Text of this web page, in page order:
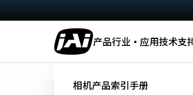
产品行业·应用技术支
相机产品索引手册